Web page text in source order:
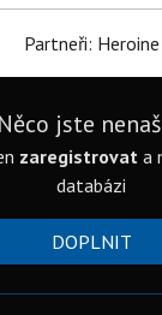
Partneři: Heroine
Něco jste
zaregistrovat a
databázi
DOPLNIT